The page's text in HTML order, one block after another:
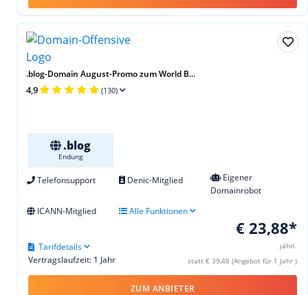
.blog-Domain August-Promo zum World B...
4,9 (130)
.blog
Endung
Telefonsupport Denic-Mitglied
Eigener
Domainrobot
ICANN-Mitglied
Alle Funktionen
€ 23,88*
jährl.
statt € 39,48 (Angebot für 1 Jahr )
Vertragslaufzeit: 1 Jahr
Tarifdetails
ZUM ANBIETER